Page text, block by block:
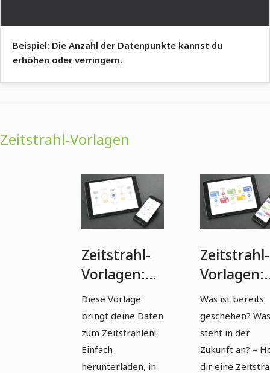
Beispiel: Die Anzahl der Datenpunkte kannst du
erhöhen oder verringern.
Zeitstrahl-Vorlagen
Zeitstrahl-
Vorlagen:
Moderne
Timelines
erstellen –
Version 1
Diese Vorlage
bringt deine Daten
zum Zeitstrahlen!
Einfach
herunterladen, in
Zeitstrahl-
Vorlagen:
Moderne
Timelines
erstellen –
Version 2
Was ist bereits
geschehen? Was
steht in der
Zukunft an? –
dir eine